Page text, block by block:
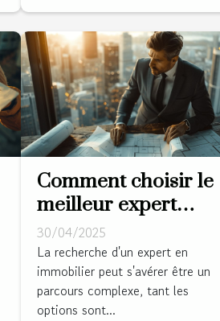
Comment choisir le
meilleur expert
pour vos besoins
immobiliers ?
30/04/2025
La recherche d'un expert en
immobilier peut s'avérer être un
parcours complexe, tant les
options sont...